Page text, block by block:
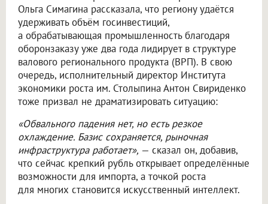
Ольга Симагина рассказала, что региону удаётся
удерживать объём госинвестиций,
а обрабатывающая промышленность благодаря
оборонзаказу уже два года лидирует в структуре
валового регионального продукта (ВРП). В свою
очередь, исполнительный директор Института
экономики роста им. Столыпина Антон Свириденко
тоже призвал не драматизировать ситуацию:
«Обвального падения нет, но есть резкое
охлаждение. Базис сохраняется, рыночная
инфраструктура работает», — сказал он, добавив,
что сейчас крепкий рубль открывает определённые
возможности для импорта, а точкой роста
для многих становится искусственный интеллект.